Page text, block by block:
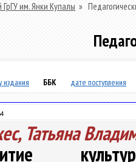
им. Янки Купалы »
издания ББК дате поступления
Татьяна